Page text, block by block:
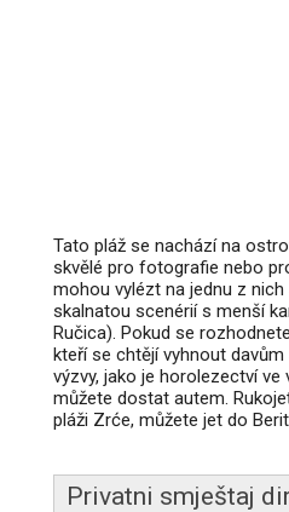
Tato pláž se nachází na
skvělé pro fotografie nebo
mohou vylézt na jednu z
skalnatou scenérií s menší
Ručica). Pokud se
kteří se chtějí vyhnout davům
výzvy, jako je horolezectví
můžete dostat autem.
pláži Zrće, můžete jet do
Privatni smještaj